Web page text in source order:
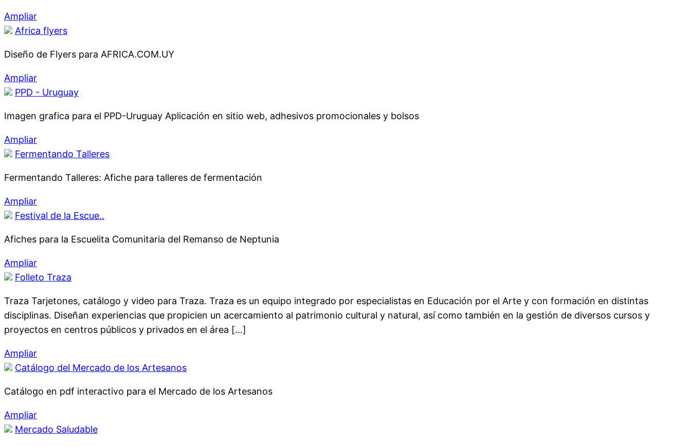
Ampliar
Africa flyers
Diseño de Flyers para AFRICA.COM.UY
Ampliar
PPD - Uruguay
Imagen grafica para el PPD-Uruguay Aplicación en sitio web, adhesivos promocionales y bolsos
Ampliar
Fermentando Talleres
Fermentando Talleres: Afiche para talleres de fermentación
Ampliar
Festival de la Escue..
Afiches para la Escuelita Comunitaria del Remanso de Neptunia
Ampliar
Folleto Traza
Traza Tarjetones, catálogo y video para Traza. Traza es un equipo integrado por especialistas en Educación por el Arte y con formación en distintas
disciplinas. Diseñan experiencias que propicien un acercamiento al patrimonio cultural y natural, así como también en la gestión de diversos cursos y
proyectos en centros públicos y privados en el área […]
Ampliar
Catálogo del Mercado de los Artesanos
Catálogo en pdf interactivo para el Mercado de los Artesanos
Ampliar
Mercado Saludable